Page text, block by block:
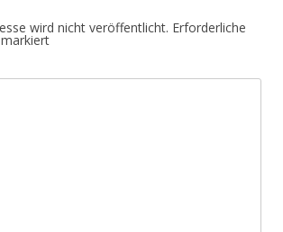
wird nicht veröffentlicht. Erforderliche
markiert